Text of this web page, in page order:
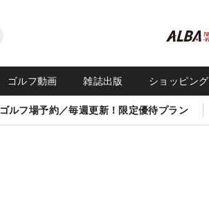
ゴルフ動画 雑誌出版 ショッピング
ゴルフ場予約／毎週更新！限定優待プラン